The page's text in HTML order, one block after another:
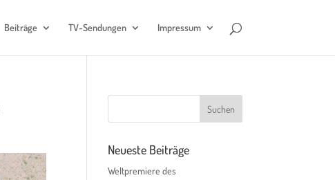
Beiträge TV-Sendungen Impressum
Neueste Beiträge
Weltpremiere des